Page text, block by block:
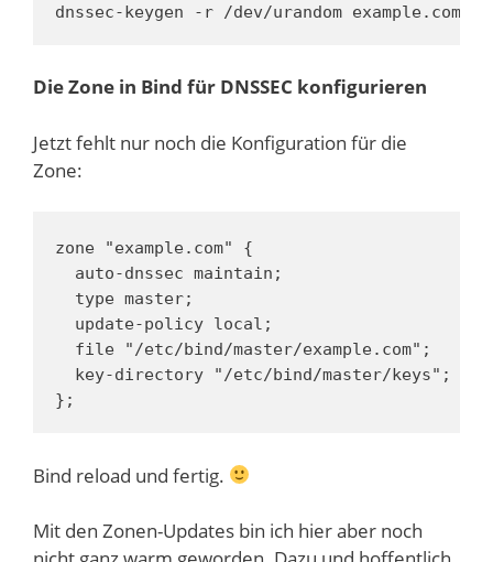
dnssec-keygen -r /dev/urandom example.com
Die Zone in Bind für DNSSEC konfigurieren
Jetzt fehlt nur noch die Konfiguration für die
Zone:
zone "example.com" {
auto-dnssec maintain;
type master;
update-policy local;
file "/etc/bind/master/example.com";
key-directory "/etc/bind/master/keys";
};
Bind reload und fertig.
Mit den Zonen-Updates bin ich hier aber noch